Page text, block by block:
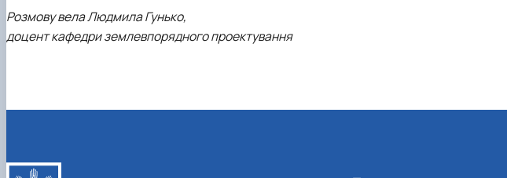
Розмову вела Людмила Гунько,
доцент кафедри землевпорядного проектування